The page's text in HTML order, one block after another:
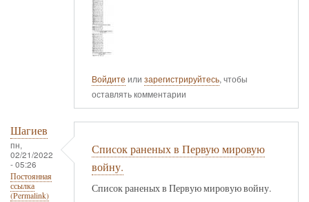
Войдите или зарегистрируйтесь, чтобы
оставлять комментарии
Шагиев
пн,
02/21/2022
- 05:26
Постоянная
ссылка
(Permalink)
Список раненых в Первую мировую
войну.
Список раненых в Первую мировую войну.